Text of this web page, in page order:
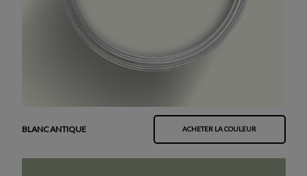
BLANC ANTIQUE ACHETER LA COULEUR